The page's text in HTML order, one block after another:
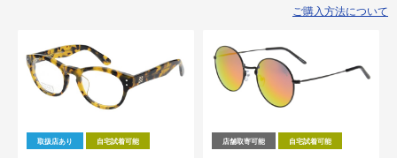
ご購入方法について
取扱店あり 自宅試着可能 店舗取寄可能 自宅試着可能